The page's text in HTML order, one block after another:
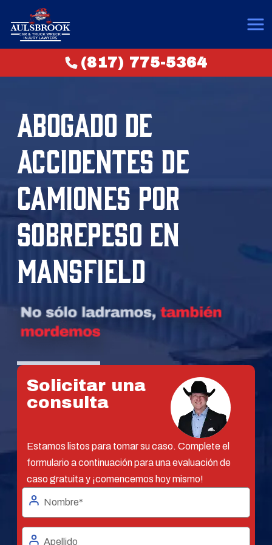
(817) 775-5364
ABOGADO DE
ACCIDENTES DE
CAMIONES POR
SOBREPESO EN
MANSFIELD
Solicitar una
consulta
Estamos listos para tomar su caso. Complete el
formulario a continuación para una evaluación de
caso gratuita y ¡comencemos hoy mismo!